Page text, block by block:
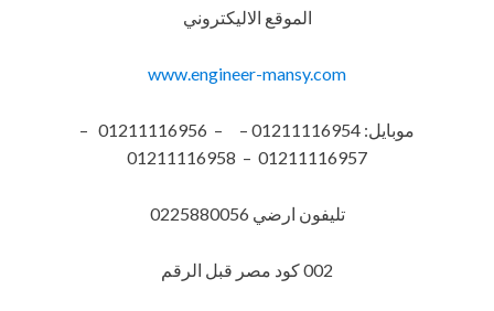
الموقع الاليكتروني
www.engineer-mansy.com
موبايل: 01211116954 – – 01211116956 –
01211116957 – 01211116958
تليفون ارضي 0225880056
002 كود مصر قبل الرقم